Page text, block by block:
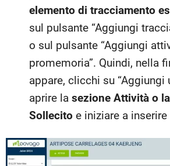
elemento di tracciamento
sul pulsante “Aggiungi
o sul pulsante “Aggiungi
promemoria”. Quindi, nella
appare, clicchi su “Aggiungi
aprire la sezione Attività o
Sollecito e iniziare a